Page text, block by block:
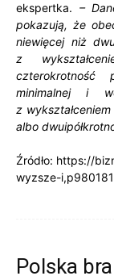
ekspertka. –
pokazują, że
niewięcej niż
z
czterokrotność
minimalnej i
z
albo
Źródło: https://
wyzsze-
Polska